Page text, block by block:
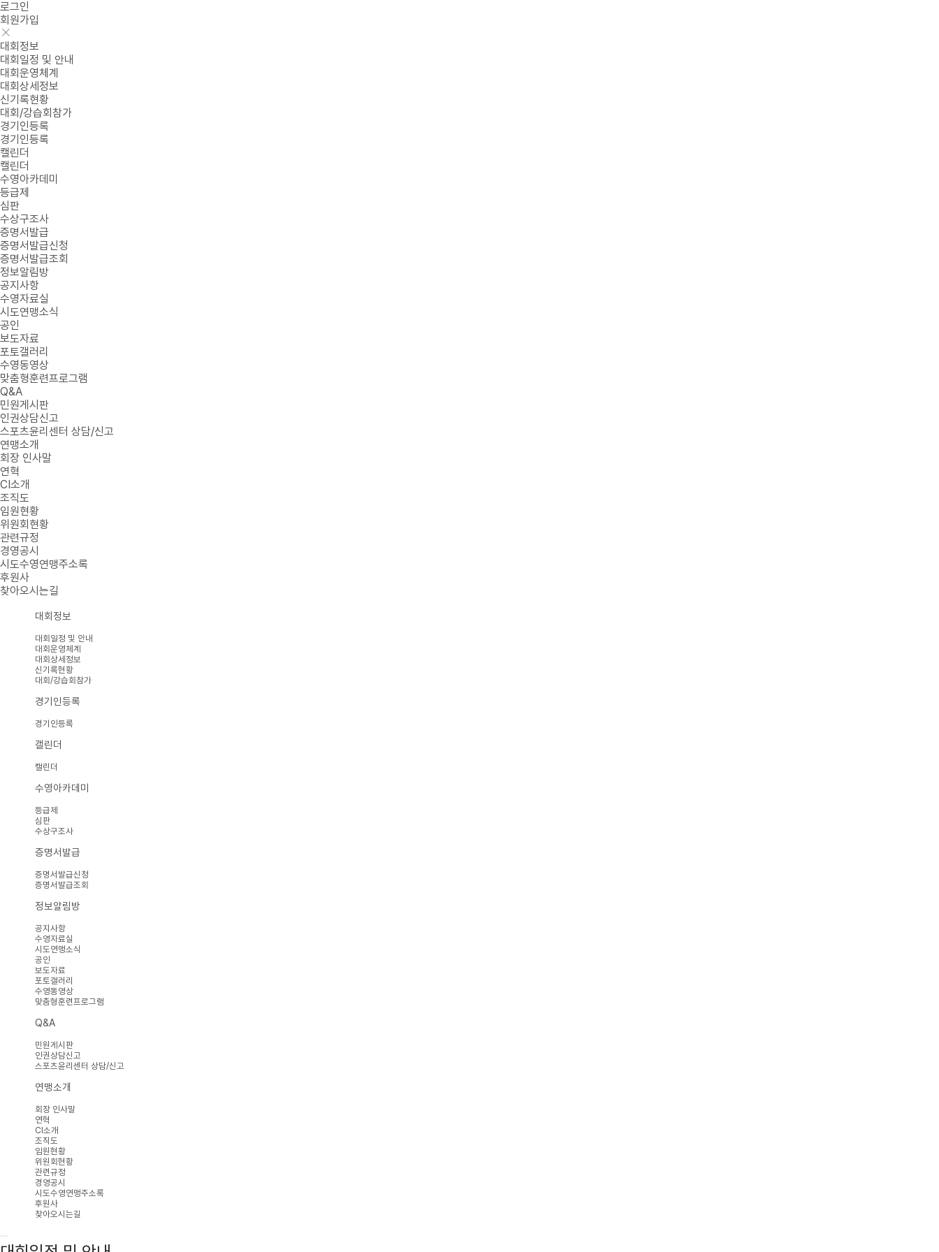
로그인
회원가입
대회정보
대회일정 및 안내
대회운영체계
대회상세정보
신기록현황
대회/강습회참가
경기인등록
경기인등록
캘린더
캘린더
수영아카데미
등급제
심판
수상구조사
증명서발급
증명서발급신청
증명서발급조회
정보알림방
공지사항
수영자료실
시도연맹소식
공인
보도자료
포토갤러리
수영동영상
맞춤형훈련프로그램
Q&A
민원게시판
인권상담신고
스포츠윤리센터 상담/신고
연맹소개
회장 인사말
연혁
CI소개
조직도
임원현황
위원회현황
관련규정
경영공시
시도수영연맹주소록
후원사
찾아오시는길
대회정보
대회일정 및 안내
대회운영체계
대회상세정보
신기록현황
대회/강습회참가
경기인등록
경기인등록
캘린더
캘린더
수영아카데미
등급제
심판
수상구조사
증명서발급
증명서발급신청
증명서발급조회
정보알림방
공지사항
수영자료실
시도연맹소식
공인
보도자료
포토갤러리
수영동영상
맞춤형훈련프로그램
Q&A
민원게시판
인권상담신고
스포츠윤리센터 상담/신고
연맹소개
회장 인사말
연혁
CI소개
조직도
임원현황
위원회현황
관련규정
경영공시
시도수영연맹주소록
후원사
찾아오시는길